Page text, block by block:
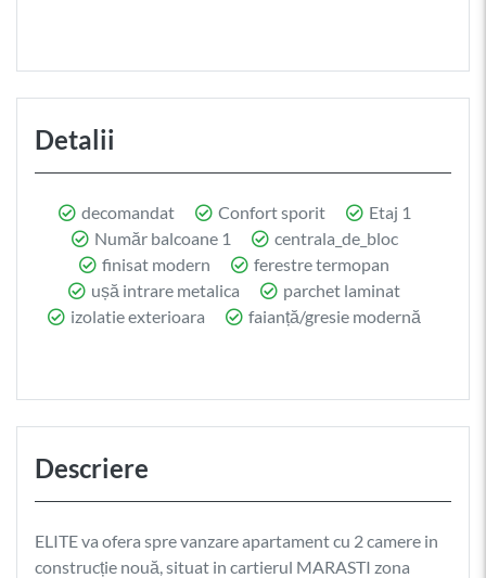
Detalii
decomandat Confort sporit
Etaj 1
Număr balcoane 1
centrala_de_bloc
finisat modern
ferestre termopan
ușă intrare metalica
parchet laminat
izolatie exterioara
faianță/gresie modernă
Descriere
ELITE va ofera spre vanzare apartament cu 2 camere in
construcție nouă, situat in cartierul MARASTI zona